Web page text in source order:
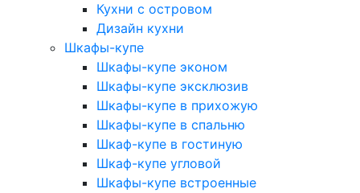
Кухни с островом
Дизайн кухни
Шкафы-купе
Шкафы-купе эконом
Шкафы-купе эксклюзив
Шкафы-купе в прихожую
Шкафы-купе в спальню
Шкаф-купе в гостиную
Шкаф-купе угловой
Шкафы-купе встроенные